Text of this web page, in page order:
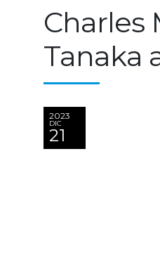
Charles
Tanaka
2023
DIC
21